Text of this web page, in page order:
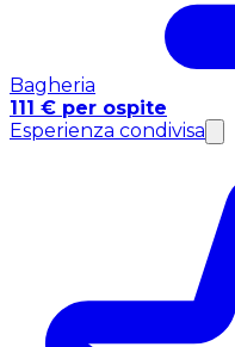
Bagheria
111 € per ospite
Esperienza condivisa